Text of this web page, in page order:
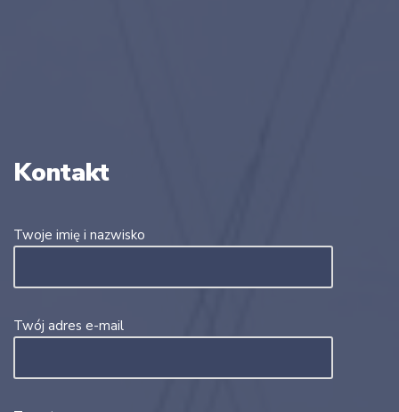
Kontakt
Twoje imię i nazwisko
Twój adres e-mail